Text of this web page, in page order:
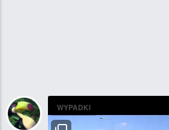
WYPADKI